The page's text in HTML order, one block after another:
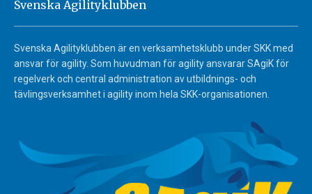
Svenska Agilityklubben
Svenska Agilityklubben är en verksamhetsklubb under SKK med
ansvar för agility. Som huvudman för agility ansvarar SAgiK för
regelverk och central administration av utbildnings- och
tävlingsverksamhet i agility inom hela SKK-organisationen.